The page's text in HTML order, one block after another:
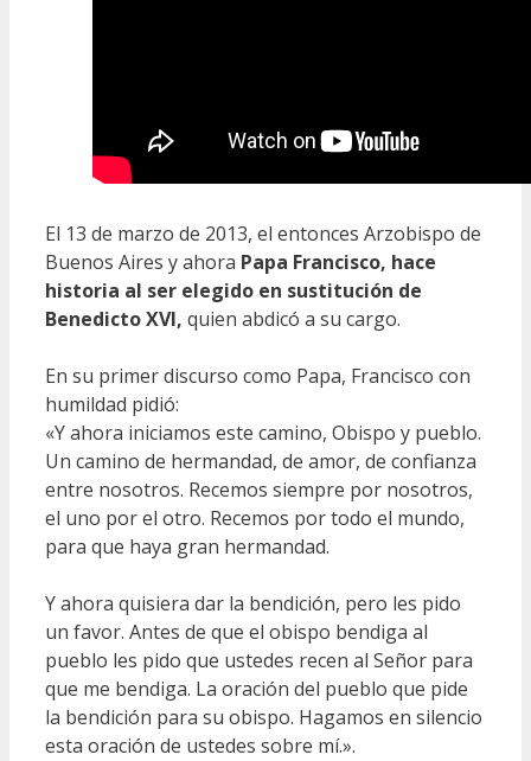
El 13 de marzo de 2013, el entonces Arzobispo de
Buenos Aires y ahora Papa Francisco, hace
historia al ser elegido en sustitución de
Benedicto XVI, quien abdicó a su cargo.
En su primer discurso como Papa, Francisco con
humildad pidió:
«Y ahora iniciamos este camino, Obispo y pueblo.
Un camino de hermandad, de amor, de confianza
entre nosotros. Recemos siempre por nosotros,
el uno por el otro. Recemos por todo el mundo,
para que haya gran hermandad.
Y ahora quisiera dar la bendición, pero les pido
un favor. Antes de que el obispo bendiga al
pueblo les pido que ustedes recen al Señor para
que me bendiga. La oración del pueblo que pide
la bendición para su obispo. Hagamos en silencio
esta oración de ustedes sobre mí.».